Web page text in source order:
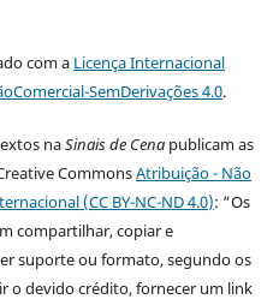
com a Licença Internacional
SemDerivações 4.0.
naSinais de Cenapublicam as
CommonsAtribuição - Não
(CC BY-NC-ND 4.0): “Os
compartilhar, copiar e
suporte ou formato, segundo os
o devido crédito, fornecer um link